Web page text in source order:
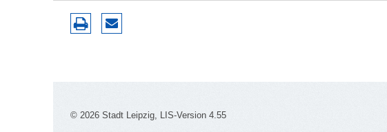
© 2026 Stadt Leipzig, LIS-Version 4.55